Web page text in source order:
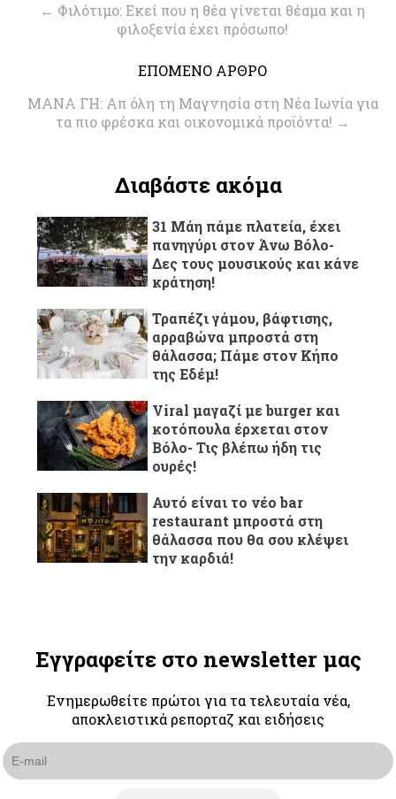
← Φιλότιμο: Εκεί που η θέα γίνεται θέαμα και η
φιλοξενία έχει πρόσωπο!
ΕΠΟΜΕΝΟ ΑΡΘΡΟ
ΜΑΝΑ ΓΗ: Απ όλη τη Μαγνησία στη Νέα Ιωνία για
τα πιο φρέσκα και οικονομικά προϊόντα! →
Διαβάστε ακόμα
31 Μάη πάμε πλατεία, έχει
πανηγύρι στον Άνω Βόλο-
Δες τους μουσικούς και κάνε
κράτηση!
Τραπέζι γάμου, βάφτισης,
αρραβώνα μπροστά στη
θάλασσα; Πάμε στον Κήπο
της Εδέμ!
Viral μαγαζί με burger και
κοτόπουλα έρχεται στον
Βόλο- Τις βλέπω ήδη τις
ουρές!
Αυτό είναι το νέο bar
restaurant μπροστά στη
θάλασσα που θα σου κλέψει
την καρδιά!
Εγγραφείτε στο newsletter μας
Ενημερωθείτε πρώτοι για τα τελευταία νέα,
αποκλειστικά ρεπορταζ και ειδήσεις